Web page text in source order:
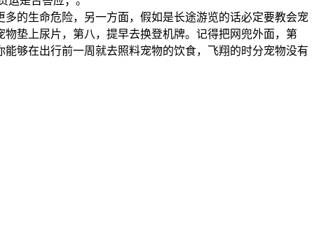
的生命危险，另一方面，假如是长途游览的话必定要教会宠
垫上尿片，第八，提早去换登机牌。记得把网兜外面，第
够在出行前一周就去照料宠物的饮食，飞翔的时分宠物没有